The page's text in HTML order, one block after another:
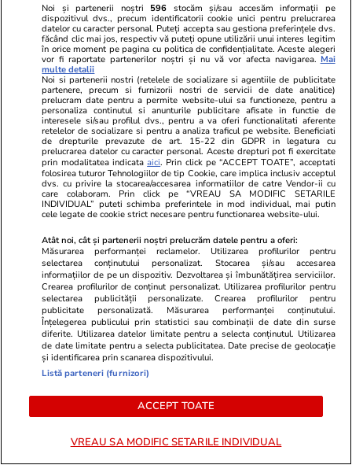
Știri România 30 iul.
Rezultatele loto din 30 iulie 2026. Numerele
câștigătoare extrase joi
Vacanțe și Cultură 12:13
Unde poți zbura cel mai ușor din
Europa: clasamentul
aeroporturilor cu cele mai multe
curse directe
Horoscop
Horoscop
pentru Rac.
Noi și partenerii noștri 596 stocăm și/sau accesăm informații pe
dispozitivul dvs., precum identificatorii cookie unici pentru prelucrarea
datelor cu caracter personal. Puteți accepta sau gestiona preferințele dvs.
făcând clic mai jos, respectiv vă puteți opune utilizării unui interes legitim
în orice moment pe pagina cu politica de confidențialitate. Aceste alegeri
vor fi raportate partenerilor noștri și nu vă vor afecta navigarea. Mai
multe detalii
Noi si partenerii nostri (retelele de socializare si agentiile de publicitate
partenere, precum si furnizorii nostri de servicii de date analitice)
prelucram date pentru a permite website-ului sa functioneze, pentru a
personaliza continutul si anunturile publicitare afisate in functie de
interesele si/sau profilul dvs., pentru a va oferi functionalitati aferente
retelelor de socializare si pentru a analiza traficul pe website. Beneficiati
de drepturile prevazute de art. 15-22 din GDPR in legatura cu
prelucrarea datelor cu caracter personal. Aceste drepturi pot fi exercitate
prin modalitatea indicataaici. Prin click pe “ACCEPT TOATE”, acceptati
folosirea tuturor Tehnologiilor de tip Cookie, care implica inclusiv acceptul
dvs. cu privire la stocarea/accesarea informatiilor de catre Vendor-ii cu
care colaboram. Prin click pe “VREAU SA MODIFIC SETARILE
INDIVIDUAL” puteti schimba preferintele in mod individual, mai putin
cele legate de cookie strict necesare pentru functionarea website-ului.
Atât noi, cât și partenerii noștri prelucrăm datele pentru a oferi:
Măsurarea performanței reclamelor. Utilizarea profilurilor pentru
selectarea conținutului personalizat. Stocarea și/sau accesarea
informațiilor de pe un dispozitiv. Dezvoltarea și îmbunătățirea serviciilor.
Crearea profilurilor de conținut personalizat. Utilizarea profilurilor pentru
selectarea publicității personalizate. Crearea profilurilor pentru
publicitate personalizată. Măsurarea performanței conținutului.
Înțelegerea publicului prin statistici sau combinații de date din surse
diferite. Utilizarea datelor limitate pentru a selecta conținutul. Utilizarea
de date limitate pentru a selecta publicitatea. Date precise de geolocație
și identificarea prin scanarea dispozitivului.
Listă parteneri (furnizori)
ACCEPT TOATE
VREAU SA MODIFIC SETARILE INDIVIDUAL